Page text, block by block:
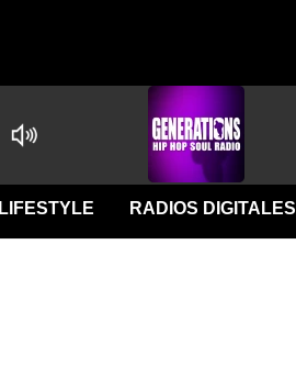
LIFESTYLE RADIOS DIGITALES